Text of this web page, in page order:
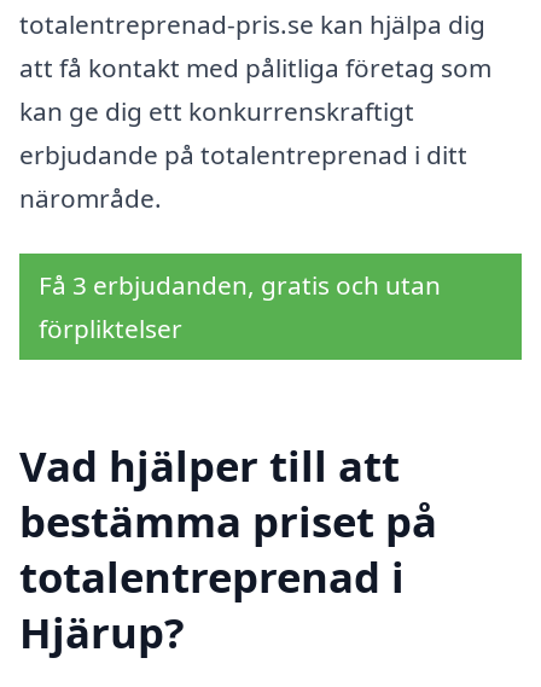
totalentreprenad-pris.se kan hjälpa dig
att få kontakt med pålitliga företag som
kan ge dig ett konkurrenskraftigt
erbjudande på totalentreprenad i ditt
närområde.
Få 3 erbjudanden, gratis och utan
förpliktelser
Vad hjälper till att
bestämma priset på
totalentreprenad i
Hjärup?